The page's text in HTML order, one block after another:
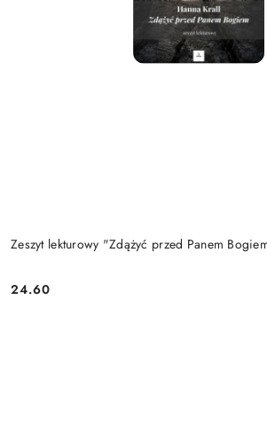
Zeszyt lekturowy "Zdążyć przed Panem
Cena:
24.60